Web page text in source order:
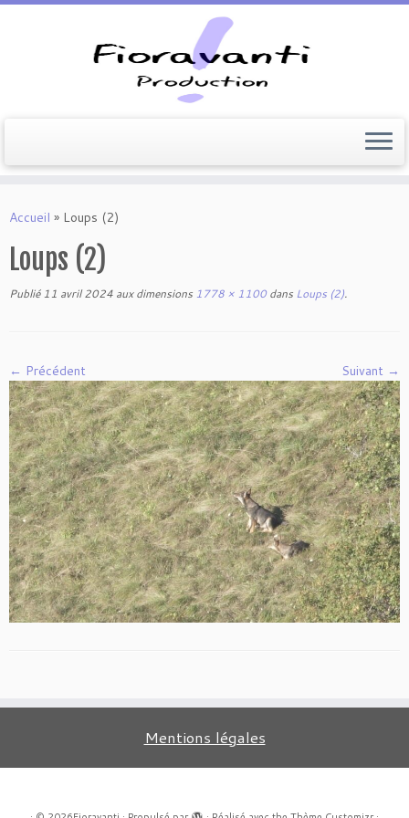
auAccueil » Loups (2)
Loups (2)
Publié 11 avril 2024 aux dimensions 1778 × 1100dans Loups (2).
← Précédent Suivant →
Mentions légales